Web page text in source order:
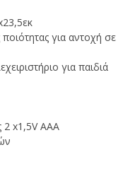
για αντοχή σε
για παιδιά
2 x1,5V AΑA